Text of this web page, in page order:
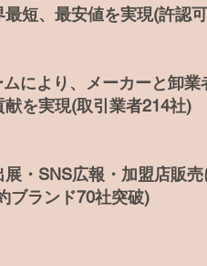
最短、最安値を実現(許認
により、メーカーと卸業
献を実現(取引業者214社)
・SNS広報・加盟店販売
ブランド70社突破)